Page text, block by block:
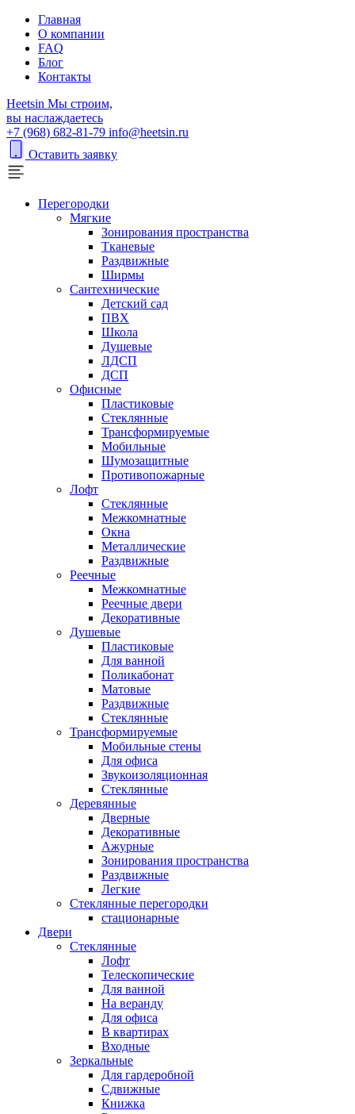
Главная
О компании
FAQ
Блог
Контакты
Heetsin Мы строим,
вы наслаждаетесь
+7 (968) 682-81-79 info@heetsin.ru
Оставить заявку
Перегородки
Мягкие
Зонирования пространства
Тканевые
Раздвижные
Ширмы
Сантехнические
Детский сад
ПВХ
Школа
Душевые
ЛДСП
ДСП
Офисные
Пластиковые
Стеклянные
Трансформируемые
Мобильные
Шумозащитные
Противопожарные
Лофт
Стеклянные
Межкомнатные
Окна
Металлические
Раздвижные
Реечные
Межкомнатные
Реечные двери
Декоративные
Душевые
Пластиковые
Для ванной
Поликабонат
Матовые
Раздвижные
Стеклянные
Трансформируемые
Мобильные стены
Для офиса
Звукоизоляционная
Стеклянные
Деревянные
Дверные
Декоративные
Ажурные
Зонирования пространства
Раздвижные
Легкие
Стеклянные перегородки
стационарные
Двери
Стеклянные
Лофт
Телескопические
Для ванной
На веранду
Для офиса
В квартирах
Входные
Зеркальные
Для гардеробной
Сдвижные
Книжка